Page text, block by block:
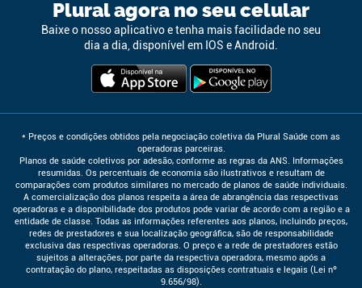
Plural agora no seu celular
Baixe o nosso aplicativo e tenha mais facilidade no seu
dia a dia, disponível em IOS e Android.
* Preços e condições obtidos pela negociação coletiva da Plural Saúde com as
operadoras parceiras.
Planos de saúde coletivos por adesão, conforme as regras da ANS. Informações
resumidas. Os percentuais de economia são ilustrativos e resultam de
comparações com produtos similares no mercado de planos de saúde individuais.
A comercialização dos planos respeita a área de abrangência das respectivas
operadoras e a disponibilidade dos produtos pode variar de acordo com a região e a
entidade de classe. Todas as informações referentes aos planos, incluindo preços,
redes de prestadores e sua localização geográfica, são de responsabilidade
exclusiva das respectivas operadoras. O preço e a rede de prestadores estão
sujeitos a alterações, por parte da respectiva operadora, mesmo após a
contratação do plano, respeitadas as disposições contratuais e legais (Lei nº
9.656/98).